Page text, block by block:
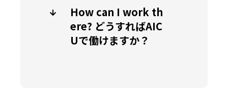
How can I work th
ere? どうすればAIC
Uで働けますか？